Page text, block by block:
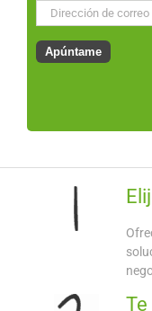
Dirección
de
correo
Apúntame
Te